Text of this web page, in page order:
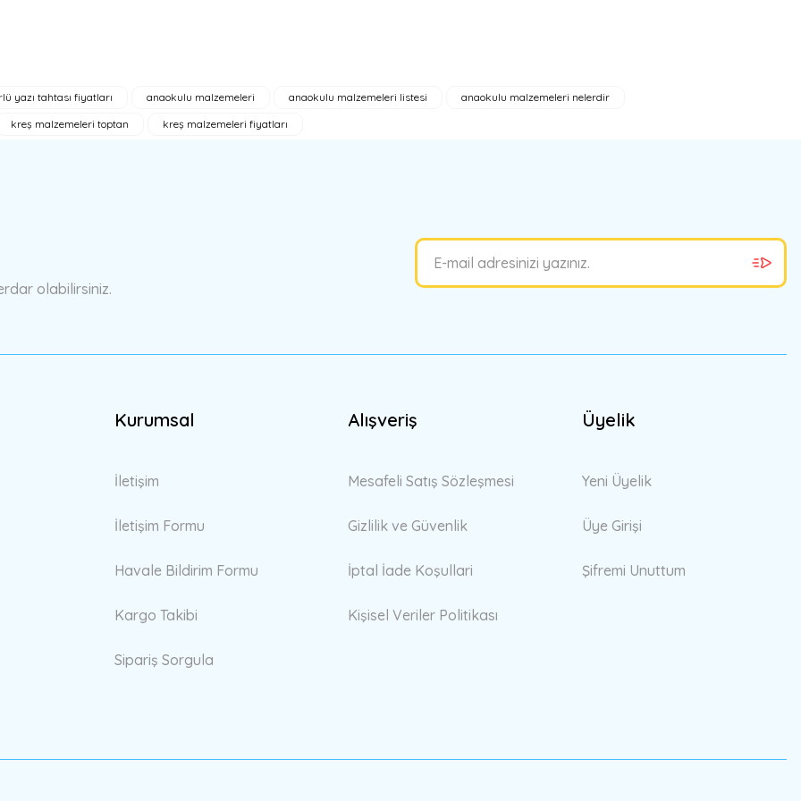
gördüğünüz noktaları öneri formunu kullanarak tarafımıza iletebilirsiniz.
yazı tahtası fiyatları anaokulu malzemeleri anaokulu malzemeleri listesi
anaokulu malzemeleri nelerdir
kreş malzemeleri toptan kreş malzemeleri fiyatları
olabilirsiniz.
Kurumsal
İletişim
İletişim Formu
Havale Bildirim Formu
Kargo Takibi
Sipariş Sorgula
Alışveriş
Mesafeli Satış Sözleşmesi
Gizlilik ve Güvenlik
İptal İade Koşullari
Kişisel Veriler Politikası
Üyelik
Yeni Üyelik
Üye Girişi
Şifremi Unuttum